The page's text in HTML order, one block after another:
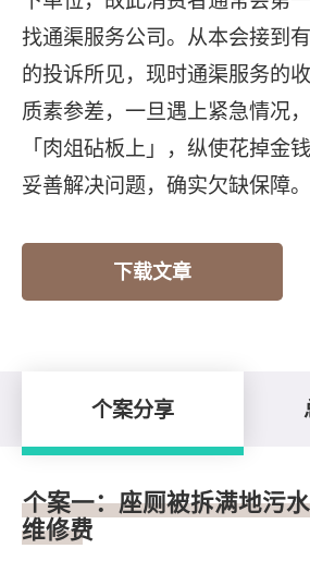
找通渠服务公司。从本会接到
的投诉所见，现时通渠服务的收
质素参差，一旦遇上紧急情况
「肉俎砧板上」，纵使花掉金
妥善解决问题，确实欠缺保障。
下载文章
个案分享
个案分享
个案一：座厕被拆满地污
维修费